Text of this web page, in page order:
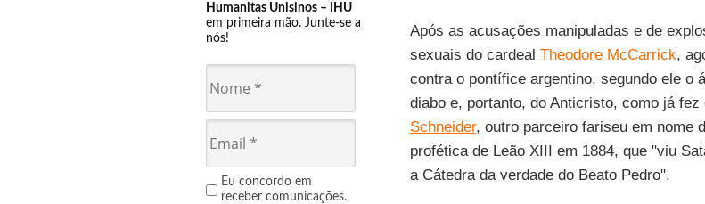
Humanitas Unisinos – IHU
em primeira mão. Junte-se a
nós!
Eu concordo em
receber comunicações.
Após as acusações manipuladas e de
sexuais do cardeal Theodore McCarrick,
contra o pontífice argentino, segundo ele o
diabo e, portanto, do Anticristo, como já fez
Schneider, outro parceiro fariseu em nome
profética de Leão XIII em 1884, que "viu
a Cátedra da verdade do Beato Pedro".